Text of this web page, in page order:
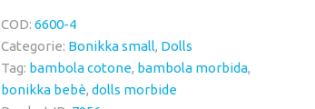
COD: 6600-4
Categorie: Bonikka small, Dolls
Tag: bambola cotone, bambola morbida,
bonikka bebè, dolls morbide